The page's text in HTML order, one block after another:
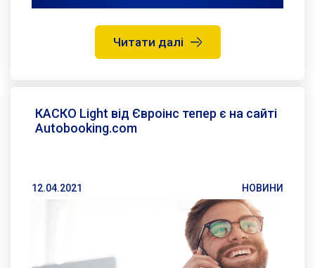
Читати далі
КАСКО Light від Євроінс тепер є на сайті
Autobooking.com
12.04.2021 НОВИНИ